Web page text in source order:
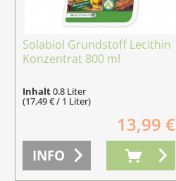
Solabiol Grundstoff Lecithin
Konzentrat 800 ml
Inhalt0.8 Liter
(17,49 € / 1 Liter)
13,99 €
INFO